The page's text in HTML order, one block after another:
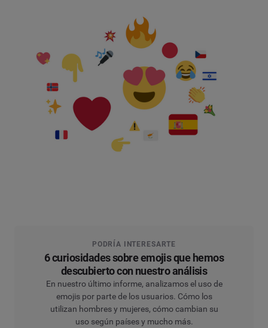
PODRÍA INTERESARTE
6 curiosidades sobre emojis que hemos
descubierto con nuestro análisis
En nuestro último informe, analizamos el uso de
emojis por parte de los usuarios. Cómo los
utilizan hombres y mujeres, cómo cambian su
uso según países y mucho más.